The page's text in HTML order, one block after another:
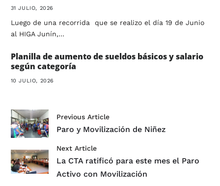
31 JULIO, 2026
Luego de una recorrida que se realizo el día 19 de Junio
al HIGA Junín,…
Planilla de aumento de sueldos básicos y salario
según categoría
10 JULIO, 2026
Previous Article
Paro y Movilización de Niñez
Next Article
La CTA ratificó para este mes el Paro
Activo con Movilización